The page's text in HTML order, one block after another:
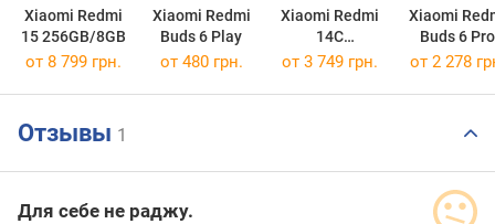
Xiaomi Redmi
15 256GB/8GB
Xiaomi Redmi
Buds 6 Play
Xiaomi Redmi
14C
256GB/8GB
Xiaomi
Buds 6 Pro
от 8 799 грн. от 480 грн. от 3 749 грн. от 2 278
Отзывы 1
Для себе не раджу.